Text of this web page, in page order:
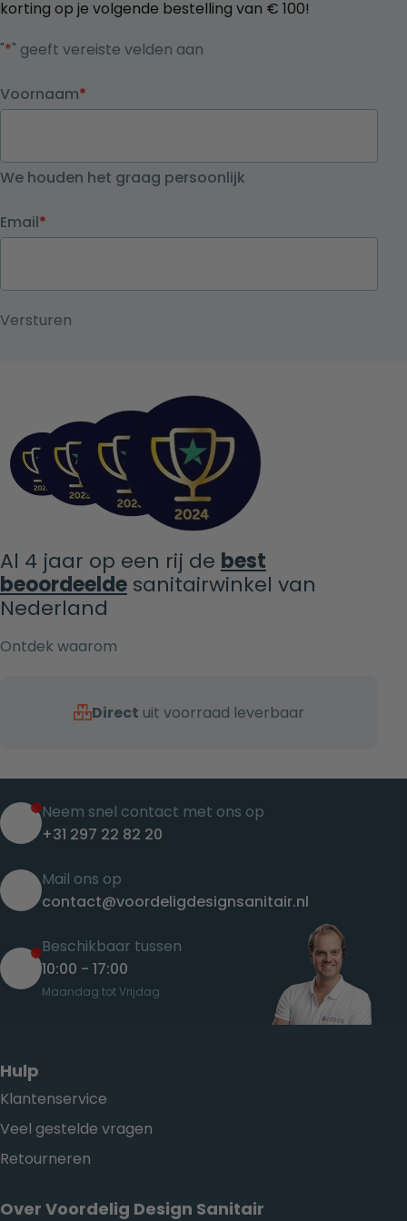
korting op je volgende bestelling van € 100!
"*" geeft vereiste velden aan
Voornaam*
We houden het graag persoonlijk
Email*
Al 4 jaar op een rij de best
beoordeelde sanitairwinkel van
Nederland
Ontdek waarom
Direct uit voorraad leverbaar
Neem snel contact met ons op
+31 297 22 82 20
Mail ons op
contact@voordeligdesignsanitair.nl
Beschikbaar tussen
10:00 - 17:00
Maandag tot Vrijdag
Hulp
Klantenservice
Veel gestelde vragen
Retourneren
Over Voordelig Design Sanitair